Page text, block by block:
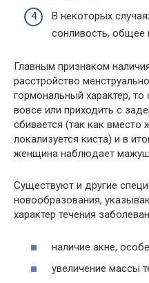
В некоторых
сонливость, общее
Главным признаком
расстройство
гормональный характер,
вовсе или приходить с
сбивается (так как вместо
локализуется киста) и в
женщина наблюдает
Существуют и другие
новообразования,
характер течения
наличие акне,
увеличение массы